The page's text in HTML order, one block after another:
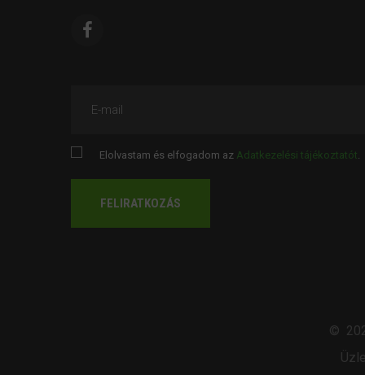
E-mail
Elolvastam és elfogadom az Adatkezelési tájékoztatót.
FELIRATKOZÁS
©